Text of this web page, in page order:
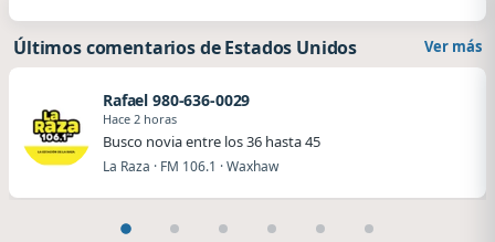
Últimos comentarios de Estados Unidos Ver más
Rafael 980-636-0029
Hace 2 horas
Busco novia entre los 36 hasta 45
La Raza · FM 106.1 · Waxhaw